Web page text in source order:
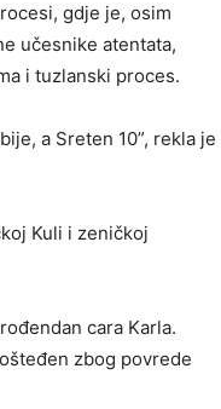
gdje je, osim
učesnike atentata,
i tuzlanski proces.
a Sreten 10”, rekla je
Kuli i zeničkoj
cara Karla.
zbog povrede